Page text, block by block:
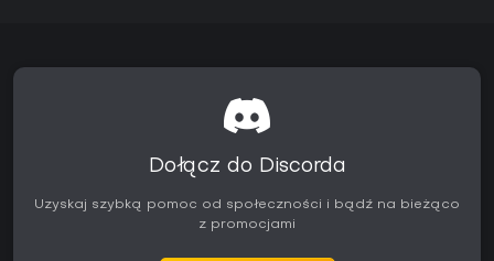
Dołącz do Discorda
Uzyskaj szybką pomoc od społeczności i bądź na bieżąco
z promocjami